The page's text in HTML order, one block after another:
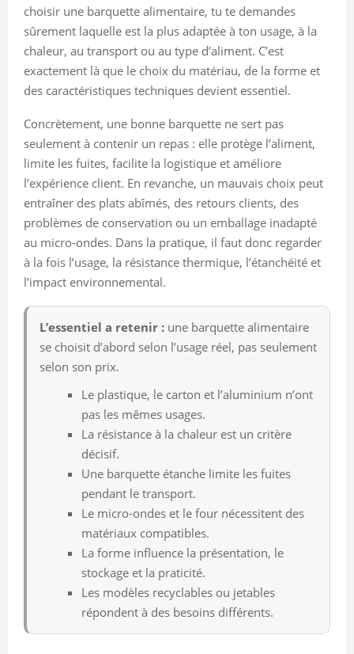
choisir une barquette alimentaire, tu te demandes
sûrement laquelle est la plus adaptée à ton usage, à la
chaleur, au transport ou au type d’aliment. C’est
exactement là que le choix du matériau, de la forme et
des caractéristiques techniques devient essentiel.
Concrètement, une bonne barquette ne sert pas
seulement à contenir un repas : elle protège l’aliment,
limite les fuites, facilite la logistique et améliore
l’expérience client. En revanche, un mauvais choix peut
entraîner des plats abîmés, des retours clients, des
problèmes de conservation ou un emballage inadapté
au micro-ondes. Dans la pratique, il faut donc regarder
à la fois l’usage, la résistance thermique, l’étanchéité et
l’impact environnemental.
L’essentiel a retenir : une barquette alimentaire
se choisit d’abord selon l’usage réel, pas seulement
selon son prix.
Le plastique, le carton et l’aluminium n’ont
pas les mêmes usages.
La résistance à la chaleur est un critère
décisif.
Une barquette étanche limite les fuites
pendant le transport.
Le micro-ondes et le four nécessitent des
matériaux compatibles.
La forme influence la présentation, le
stockage et la praticité.
Les modèles recyclables ou jetables
répondent à des besoins différents.